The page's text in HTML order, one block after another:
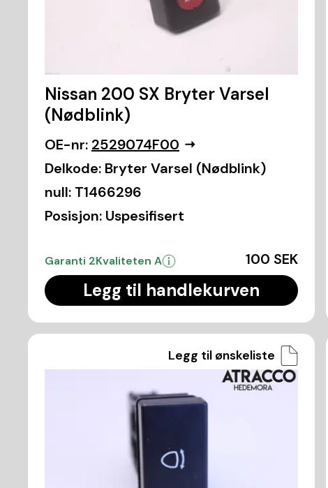
Nissan 200 SX Bryter Varsel
(Nødblink)
OE-nr: 2529074F00
Delkode: Bryter Varsel (Nødblink)
null: T1466296
Posisjon: Uspesifisert
Garanti 2Kvaliteten A 100 SEK
Legg til handlekurven
Legg til ønskeliste